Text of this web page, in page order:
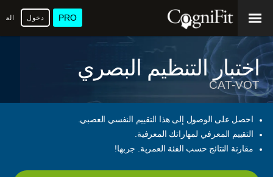
PRO دخول
اختبار التنظيم البصري
CAT-VOT
احصل على الوصول إلى هذا التقييم النفسي العصبي.
التقييم المعرفي لمهاراتك المعرفية.
مقارنة النتائج حسب الفئة العمرية. جربها!